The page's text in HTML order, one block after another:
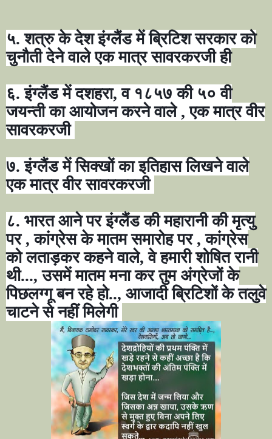
५. शत्रु के देश इंग्लैंड में ब्रिटिश सरकार को
चुनौती देने वाले एक मात्र सावरकरजी ही
६. इंग्लैंड में दशहरा,व १८५७ की ५० वी
जयन्ती का आयोजन करने वाले ,एक मात्र वीर
सावरकरजी
७. इंग्लैंड में सिक्खों का इतिहास लिखने वाले
एक मात्र वीर सावरकरजी
८. भारत आने पर इंग्लैंड की महारानी की मृत्यु
पर ,कांग्रेस के मातम समारोह पर ,कांग्रेस
को लताड़कर कहने वाले,वे हमारी शोषित रानी
थी...,उसमें मातम मना कर तुम अंग्रेजों के
पिछलग्गू बन रहे हो.., आजादी ब्रिटिशों के तलुवे
चाटने से नहीं मिलेगी